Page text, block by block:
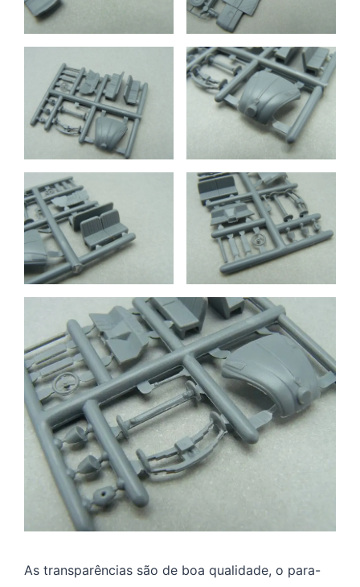
As transparências são de boa qualidade, o para-